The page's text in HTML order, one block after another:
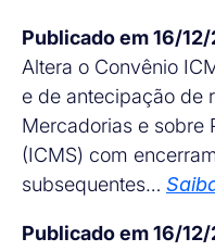
Publicado em 16/12/
Altera o Convênio
e de antecipação de
Mercadorias e sobre
(ICMS) com
subsequentes…
Publicado em 16/12/